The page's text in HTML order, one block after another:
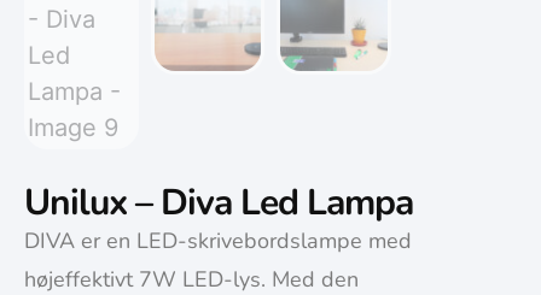
Unilux – Diva Led Lampa
DIVA er en LED-skrivebordslampe med
højeffektivt 7W LED-lys. Med den